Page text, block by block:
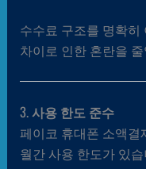
수수료 구조를 명확
차이로 인한 혼란을
3.사용 한도 준수
페이코 휴대폰 소액
월간 사용 한도가 있